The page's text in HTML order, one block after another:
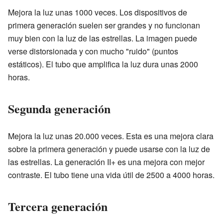
Mejora la luz unas 1000 veces. Los dispositivos de
primera generación suelen ser grandes y no funcionan
muy bien con la luz de las estrellas. La imagen puede
verse distorsionada y con mucho "ruido" (puntos
estáticos). El tubo que amplifica la luz dura unas 2000
horas.
Segunda generación
Mejora la luz unas 20.000 veces. Esta es una mejora clara
sobre la primera generación y puede usarse con la luz de
las estrellas. La generación II+ es una mejora con mejor
contraste. El tubo tiene una vida útil de 2500 a 4000 horas.
Tercera generación